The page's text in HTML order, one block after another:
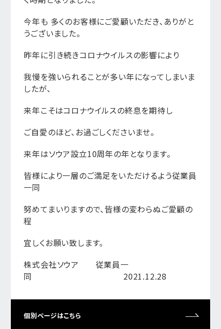
今年も 多くのお客様にご愛顧いただき、ありがと
うございました。
昨年に引き続きコロナウイルスの影響により
我慢を強いられることが多い年になってしまいま
したが、
来年こそはコロナウイルスの終息を期待し
ご自愛のほど、お過ごしくださいませ。
来年はソウア設立10周年の年となります。
皆様により一層のご満足をいただけるよう従業員
一同
努めてまいりますので、皆様の変わらぬご愛顧の
程
宜しくお願い致します。
株式会社ソウア 従業員一
同 2021.12.28
個別ページはこちら